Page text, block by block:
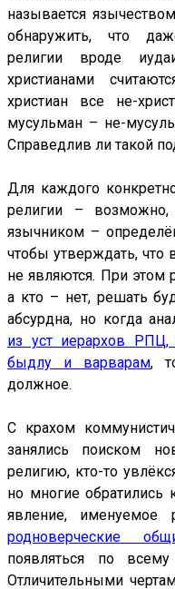
называется
обнаружить, что
религии вроде
христианами
христиан все не-
мусульман – не-
Справедлив ли такой
Для каждого
религии –
язычником –
чтобы утверждать, что
не являются. При этом
а кто – нет, решать
абсурдна, но когда
из уст иерархов
быдлу и варварам,
должное.
С крахом
занялись поиском
религию, кто-то
но многие обратились
явление, именуемое
родноверческие
появляться по всему
Отличительными